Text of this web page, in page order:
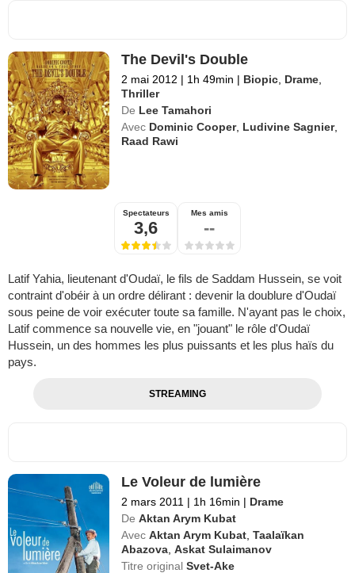
The Devil's Double
2 mai 2012 | 1h 49min | Biopic Drame
Thriller
De Lee Tamahori
Avec Dominic Cooper, Ludivine Sagnier,
Raad Rawi
Spectateurs
3,6
Mes amis
--
Latif Yahia, lieutenant d'Oudaï, le fils de Saddam Hussein, se voit
contraint d'obéir à un ordre délirant : devenir la doublure d'Oudaï
sous peine de voir exécuter toute sa famille. N'ayant pas le choix,
Latif commence sa nouvelle vie, en "jouant" le rôle d'Oudaï
Hussein, un des hommes les plus puissants et les plus haïs du
pays.
STREAMING
Le Voleur de lumière
2 mars 2011 | 1h 16min | Drame
De Aktan Arym Kubat
Avec Aktan Arym Kubat ,Taalaïkan
Abazova ,Askat Sulaimanov
Titre originalSvet-Ake